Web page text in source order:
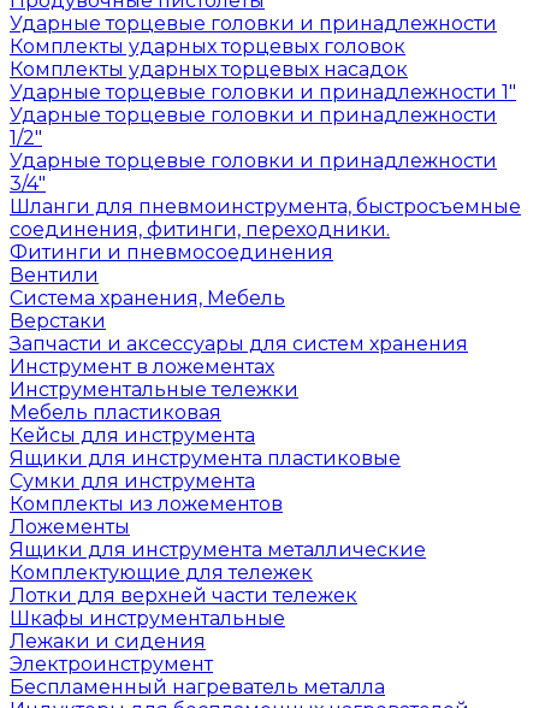
Ударные торцевые головки и принадлежности
Комплекты ударных торцевых головок
Комплекты ударных торцевых насадок
Ударные торцевые головки и принадлежности 1"
Ударные торцевые головки и принадлежности
1/2"
Ударные торцевые головки и принадлежности
3/4"
Шланги для пневмоинструмента, быстросъемные
соединения, фитинги, переходники.
Фитинги и пневмосоединения
Вентили
Система хранения, Мебель
Верстаки
Запчасти и аксессуары для систем хранения
Инструмент в ложементах
Инструментальные тележки
Мебель пластиковая
Кейсы для инструмента
Ящики для инструмента пластиковые
Сумки для инструмента
Комплекты из ложементов
Ложементы
Ящики для инструмента металлические
Комплектующие для тележек
Лотки для верхней части тележек
Шкафы инструментальные
Лежаки и сидения
Электроинструмент
Беспламенный нагреватель металла